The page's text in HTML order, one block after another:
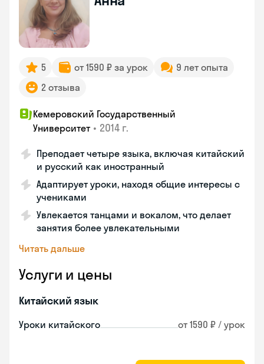
5 от 1590 ₽ за урок
9 лет опыта
2 отзыва
Кемеровский Государственный
Университет • 2014 г.
Преподает четыре языка, включая китайский
и русский как иностранный
Адаптирует уроки, находя общие интересы с
учениками
Увлекается танцами и вокалом, что делает
занятия более увлекательными
Читать дальше
Услуги и цены
Китайский язык
Уроки китайского от 1590 ₽ / урок